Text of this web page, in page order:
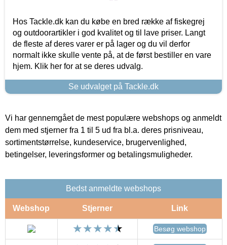
Hos Tackle.dk kan du købe en bred række af fiskegrej
og outdoorartikler i god kvalitet og til lave priser. Langt
de fleste af deres varer er på lager og du vil derfor
normalt ikke skulle vente på, at de først bestiller en vare
hjem. Klik her for at se deres udvalg.
Se udvalget på Tackle.dk
Vi har gennemgået de mest populære webshops og anmeldt
dem med stjerner fra 1 til 5 ud fra bl.a. deres prisniveau,
sortimentstørrelse, kundeservice, brugervenlighed,
betingelser, leveringsformer og betalingsmuligheder.
Bedst anmeldte webshops
Webshop Stjerner Link
Besøg webshop